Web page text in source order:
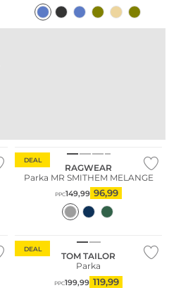
DEAL
RAGWEAR
Parka MR SMITHEM MELANGE
PPC149,99 96,99
DEAL
TOM TAILOR
Parka
PPC199,99 119,99